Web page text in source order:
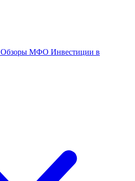
Обзоры МФО Инвестиции в